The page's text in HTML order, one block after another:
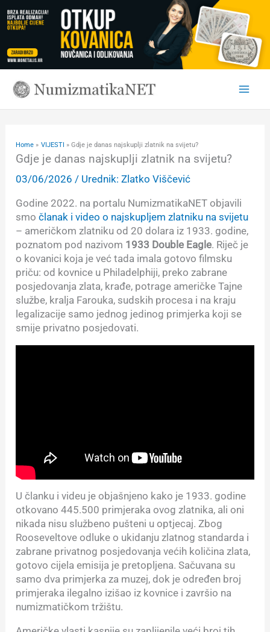
to
content
Home VIJESTI Gdje je danas najskuplji zlatnik na svijetu?
Gdje je danas najskuplji zlatnik na svijetu?
03/06/2026 / Urednik: Zlatko Viščević
Godine 2022. na portalu NumizmatikaNET objavili
smočlanak i video o najskupljem zlatniku na svijetu
– američkom zlatniku od 20 dolara iz 1933. godine,
poznatom pod nazivom 1933 Double Eagle. Riječ je
o kovanici koja je već tada imala gotovo filmsku
priču: od kovnice u Philadelphiji, preko zabrane
posjedovanja zlata, krađe, potrage američke Tajne
službe, kralja Farouka, sudskih procesa i na kraju
legalizacije samo jednog jedinog primjerka koji se
smije privatno posjedovati.
U članku i videu je objašnjeno kako je 1933. godine
otkovano 445.500 primjeraka ovog zlatnika, ali oni
nikada nisu službeno pušteni u optjecaj. Zbog
Rooseveltove odluke o ukidanju zlatnog standarda i
zabrane privatnog posjedovanja većih količina zlata,
gotovo cijela emisija je pretopljena. Sačuvana su
samo dva primjerka za muzej, dok je određen broj
primjeraka ilegalno izišao iz kovnice i završio na
numizmatičkom tržištu.